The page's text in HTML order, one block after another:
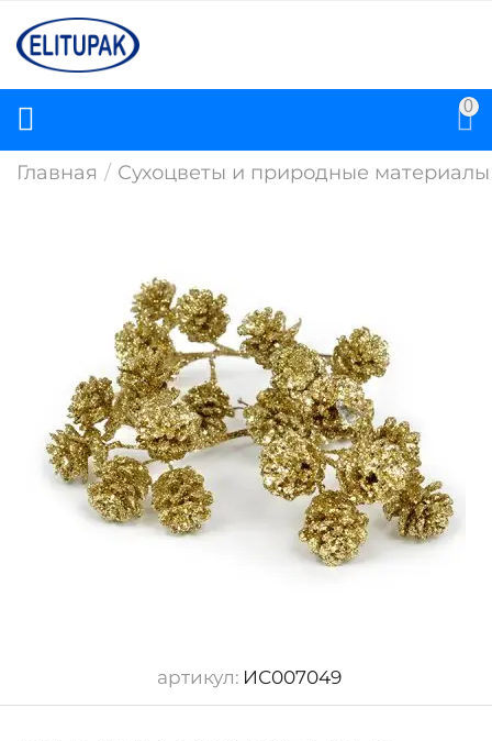
0
Главная / Сухоцветы и природные материалы
артикул: ИС007049